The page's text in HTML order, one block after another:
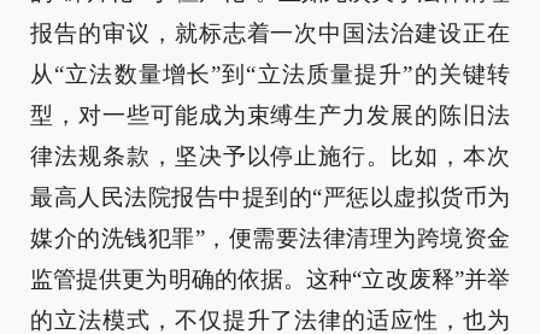
报告的审议，就标志着一次中国法治建设正在
从“立法数量增长”到“立法质量提升”的关键转
型，对一些可能成为束缚生产力发展的陈旧法
律法规条款，坚决予以停止施行。比如，本次
最高人民法院报告中提到的“严惩以虚拟货币为
媒介的洗钱犯罪”，便需要法律清理为跨境资金
监管提供更为明确的依据。这种“立改废释”并举
的立法模式，不仅提升了法律的适应性，也为